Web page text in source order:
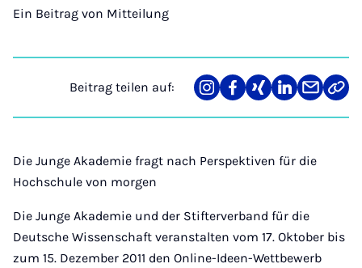
Ein Beitrag von Mitteilung
Beitrag teilen auf:
Teilen
auf
Teilen
auf
Teilen
auf
Teilen
auf
Teilen
über
Link
Die Junge Akademie fragt nach Perspektiven für die
Hochschule von morgen
Die Junge Akademie und der Stifterverband für die
Deutsche Wissenschaft veranstalten vom 17. Oktober bis
zum 15. Dezember 2011 den Online-Ideen-Wettbewerb